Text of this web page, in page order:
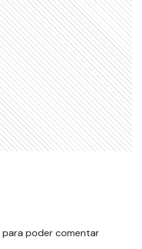
para poder comentar